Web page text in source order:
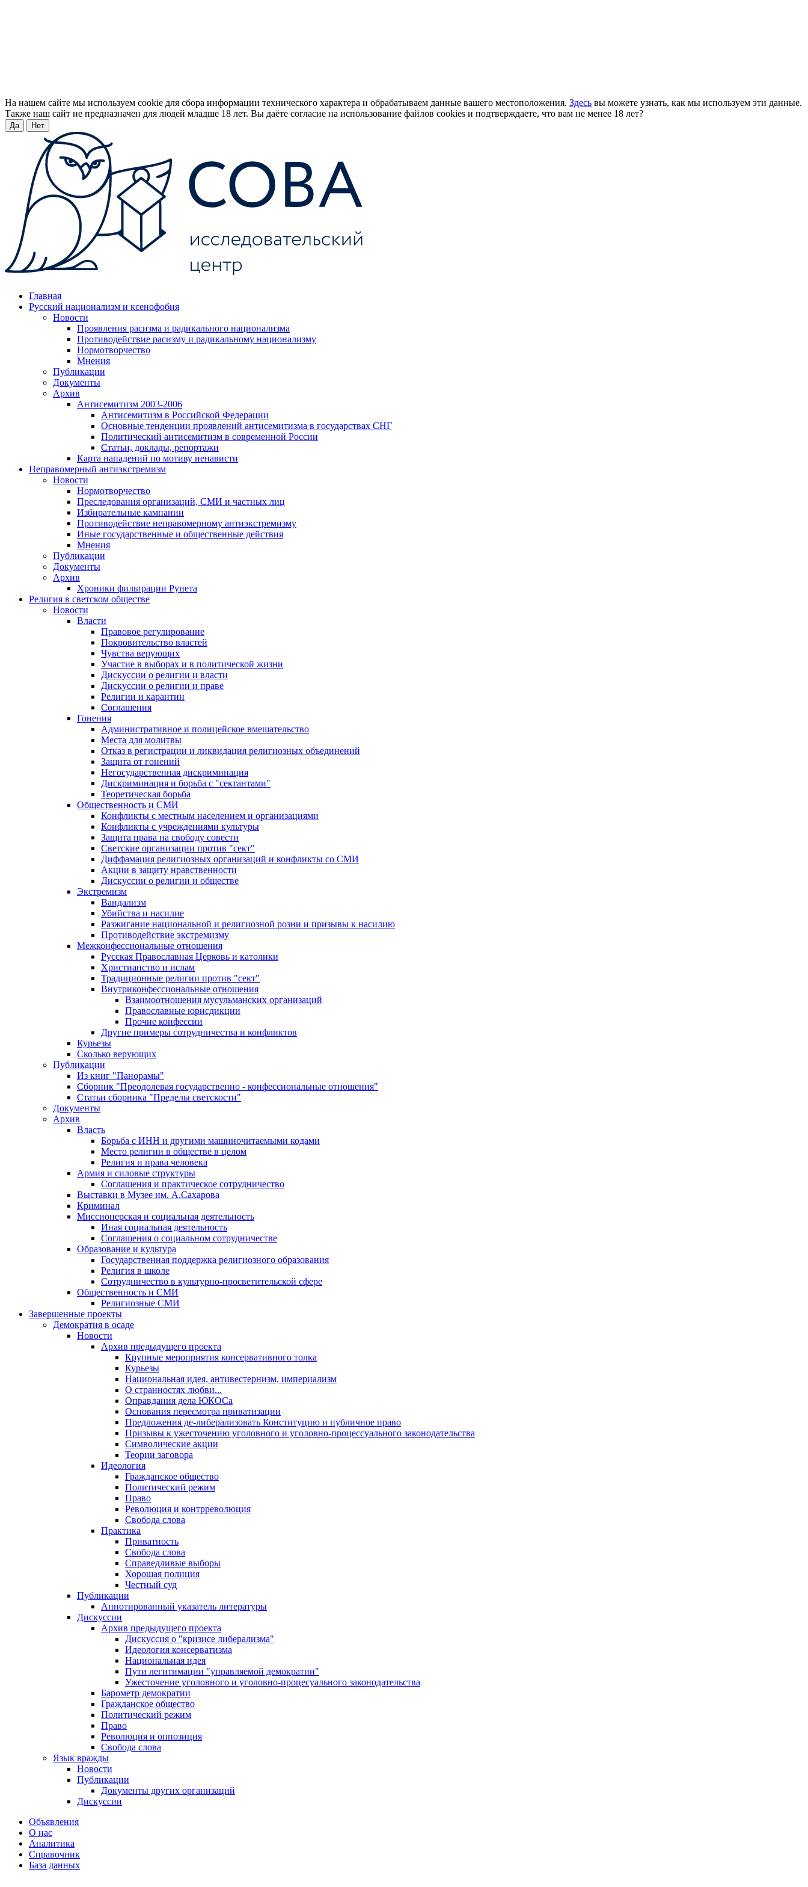
На нашем сайте мы используем cookie для сбора информации технического характера и обрабатываем данные вашего местоположения. Здесь вы можете узнать, как мы используем эти данные.
Также наш сайт не предназначен для людей младше 18 лет. Вы даёте согласие на использование файлов cookies и подтверждаете, что вам не менее 18 лет?
Да Нет
Главная
Русский национализм и ксенофобия
Новости
Проявления расизма и радикального национализма
Противодействие расизму и радикальному национализму
Нормотворчество
Мнения
Публикации
Документы
Архив
Антисемитизм 2003-2006
Антисемитизм в Российской Федерации
Основные тенденции проявлений антисемитизма в государствах СНГ
Политический антисемитизм в современной России
Статьи, доклады, репортажи
Карта нападений по мотиву ненависти
Неправомерный антиэкстремизм
Новости
Нормотворчество
Преследования организаций, СМИ и частных лиц
Избирательные кампании
Противодействие неправомерному антиэкстремизму
Иные государственные и общественные действия
Мнения
Публикации
Документы
Архив
Хроники фильтрации Рунета
Религия в светском обществе
Новости
Власти
Правовое регулирование
Покровительство властей
Чувства верующих
Участие в выборах и в политической жизни
Дискуссии о религии и власти
Дискуссии о религии и праве
Религии и карантин
Соглашения
Гонения
Административное и полицейское вмешательство
Места для молитвы
Отказ в регистрации и ликвидация религиозных объединений
Защита от гонений
Негосударственная дискриминация
Дискриминация и борьба с "сектантами"
Теоретическая борьба
Общественность и СМИ
Конфликты с местным населением и организациями
Конфликты с учреждениями культуры
Защита права на свободу совести
Светские организации против "сект"
Диффамация религиозных организаций и конфликты со СМИ
Акции в защиту нравственности
Дискуссии о религии и обществе
Экстремизм
Вандализм
Убийства и насилие
Разжигание национальной и религиозной розни и призывы к насилию
Противодействие экстремизму
Межконфессиональные отношения
Русская Православная Церковь и католики
Христианство и ислам
Традиционные религии против "сект"
Внутриконфессиональные отношения
Взаимоотношения мусульманских организаций
Православные юрисдикции
Прочие конфессии
Другие примеры сотрудничества и конфликтов
Курьезы
Сколько верующих
Публикации
Из книг "Панорамы"
Сборник "Преодолевая государственно - конфессиональные отношения"
Статьи сборника "Пределы светскости"
Документы
Архив
Власть
Борьба с ИНН и другими машиночитаемыми кодами
Место религии в обществе в целом
Религия и права человека
Армия и силовые структуры
Соглашения и практическое сотрудничество
Выставки в Музее им. А.Сахарова
Криминал
Миссионерская и социальная деятельность
Иная социальная деятельность
Соглашения о социальном сотрудничестве
Образование и культура
Государственная поддержка религиозного образования
Религия в школе
Сотрудничество в культурно-просветительской сфере
Общественность и СМИ
Религиозные СМИ
Завершенные проекты
Демократия в осаде
Новости
Архив предыдущего проекта
Крупные мероприятия консервативного толка
Курьезы
Национальная идея, антивестернизм, империализм
О странностях любви...
Оправдания дела ЮКОСа
Основания пересмотра приватизации
Предложения де-либерализовать Конституцию и публичное право
Призывы к ужесточению уголовного и уголовно-процессуального законодательства
Символические акции
Теории заговора
Идеология
Гражданское общество
Политический режим
Право
Революция и контрреволюция
Свобода слова
Практика
Приватность
Свобода слова
Справедливые выборы
Хорошая полиция
Честный суд
Публикации
Аннотированный указатель литературы
Дискуссии
Архив предыдущего проекта
Дискуссия о "кризисе либерализма"
Идеология консерватизма
Национальная идея
Пути легитимации "управляемой демократии"
Ужесточение уголовного и уголовно-процесуального законодательства
Барометр демократии
Гражданское общество
Политический режим
Право
Революция и оппозиция
Свобода слова
Язык вражды
Новости
Публикации
Документы других организаций
Дискуссии
Объявления
О нас
Аналитика
Справочник
База данных